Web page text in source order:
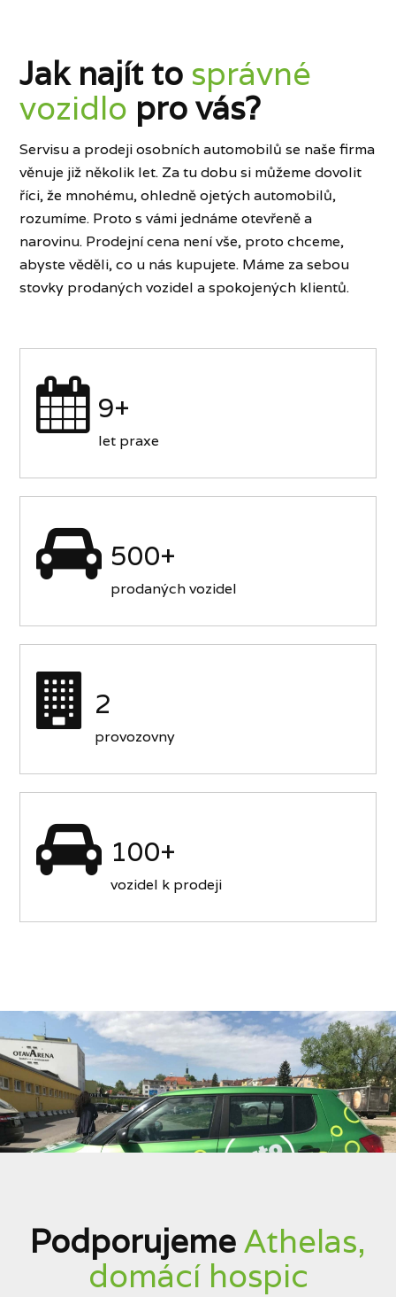
Jak najít to správné
vozidlo pro vás?
Servisu a prodeji osobních automobilů se naše firma
věnuje již několik let. Za tu dobu si můžeme dovolit
říci, že mnohému, ohledně ojetých automobilů,
rozumíme. Proto s vámi jednáme otevřeně a
narovinu. Prodejní cena není vše, proto chceme,
abyste věděli, co u nás kupujete. Máme za sebou
stovky prodaných vozidel a spokojených klientů.
9+
let praxe
500+
prodaných vozidel
2
provozovny
100+
vozidel k prodeji
PodporujemeAthelas,
domácí hospic